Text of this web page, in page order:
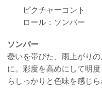
ピクチャーコント
ロール：ソンバー
ソンバー
憂いを帯びた、雨上がり
に。彩度を高めにして明
らしっかりと色味を感じら